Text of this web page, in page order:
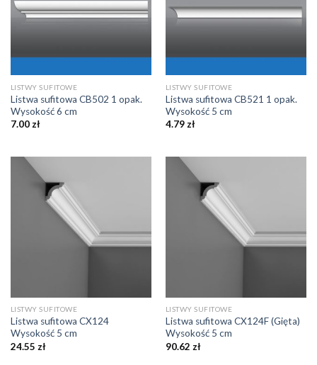
LISTWY SUFITOWE
Listwa sufitowa CB502 1 opak.
Wysokość 6 cm
7.00 zł
LISTWY SUFITOWE
Listwa sufitowa CB521 1 opak.
Wysokość 5 cm
4.79 zł
LISTWY SUFITOWE
Listwa sufitowa CX124
Wysokość 5 cm
24.55 zł
LISTWY SUFITOWE
Listwa sufitowa CX124F (Gięta)
Wysokość 5 cm
90.62 zł